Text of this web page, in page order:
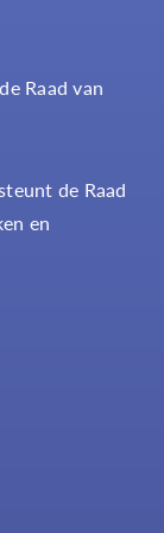
Raad van
de Raad
en